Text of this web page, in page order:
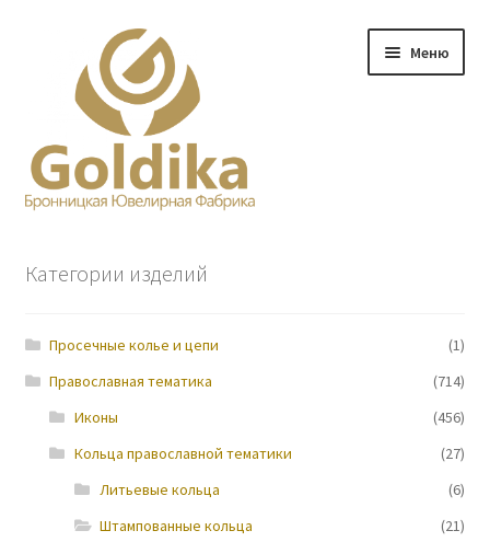
навигации
содержимому
Меню
Прайс-лист
Контакты
Новости
Категории изделий
Просечные колье и цепи
(1)
Православная тематика
(714)
Иконы
(456)
Кольца православной тематики
(27)
Литьевые кольца
(6)
Штампованные кольца
(21)